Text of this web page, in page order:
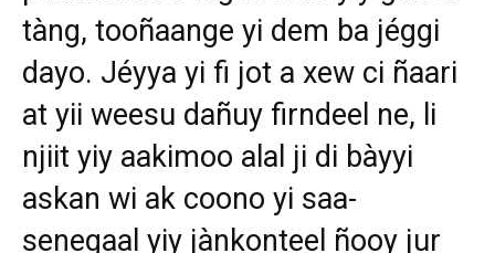
tàng, tooñaange yi dem ba jéggi
dayo. Jéyya yi fi jot a xew ci ñaari
at yii weesu dañuy firndeel ne, li
njiit yiy aakimoo alal ji di bàyyi
askan wi ak coono yi saa-
senegaal yiy jànkonteel ñooy jur